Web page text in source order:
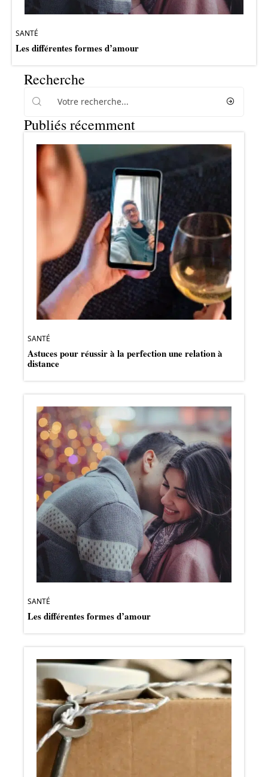
SANTÉ
Les différentes formes d’amour
Recherche
Publiés récemment
SANTÉ
Astuces pour réussir à la perfection une relation à
distance
SANTÉ
Les différentes formes d’amour